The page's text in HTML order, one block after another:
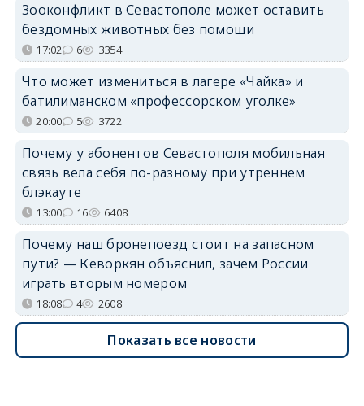
Зооконфликт в Севастополе может оставить
бездомных животных без помощи
17:02 6 3354
Что может измениться в лагере «Чайка» и
батилиманском «профессорском уголке»
20:00 5 3722
Почему у абонентов Севастополя мобильная
связь вела себя по-разному при утреннем
блэкауте
13:00 16 6408
Почему наш бронепоезд стоит на запасном
пути? — Кеворкян объяснил, зачем России
играть вторым номером
18:08 4 2608
Показать все новости